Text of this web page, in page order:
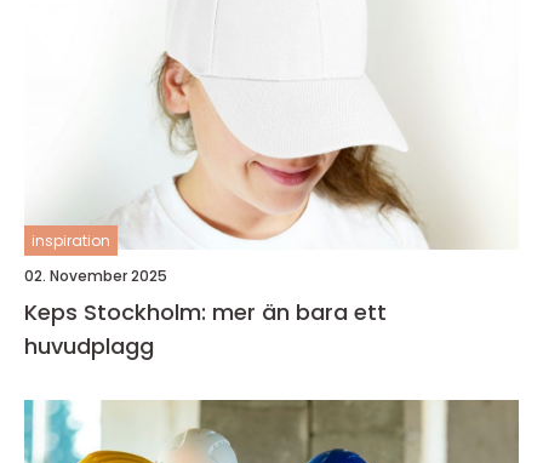
inspiration
02. November 2025
Keps Stockholm: mer än bara ett
huvudplagg